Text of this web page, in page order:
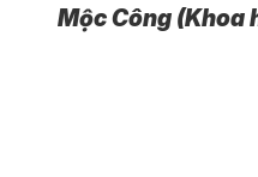
Mộc Công (Khoa